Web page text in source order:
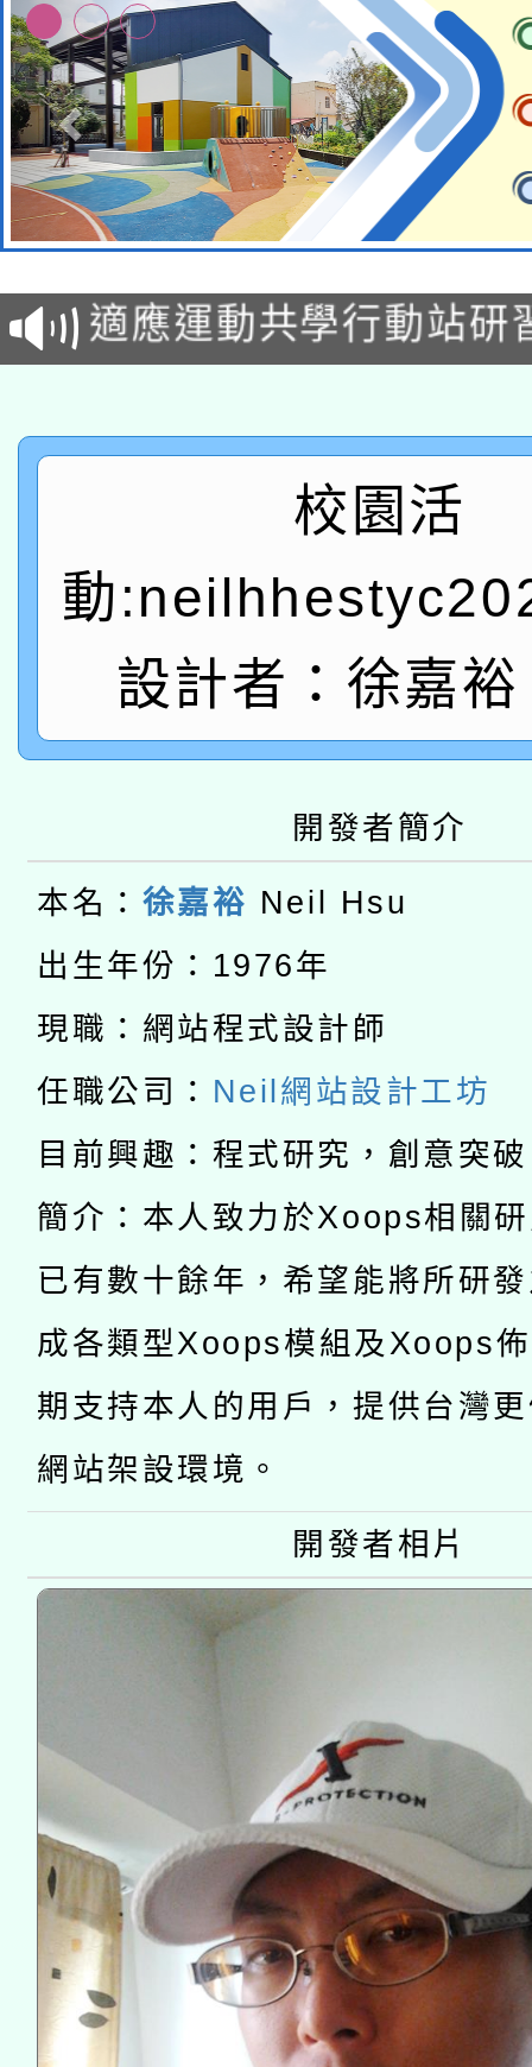
本校115學年度第2次
招甄選結果公告(無人
招)
適應運動共學行動站研
本館辦理115年度閱讀
暨閱讀推動專業研習
A3數位素養講師名單
「數位內容與教學軟
pilot」
有關大陸委員會函釋公
薪期間赴陸應申請許可
轉知經濟部水利署委託
動」
115年8月22日(星期六
開 智慧啟航」
本校115學年度第2次
招甄選結果公告(無人
招)
適應運動共學行動站研
本館辦理115年度閱讀
暨閱讀推動專業研習
科技賦能─人工智慧
礎課程
A3數位素養講師名單
「數位內容與教學軟體
pilot」
有關大陸委員會函釋公
薪期間赴陸應申請許可
轉知經濟部水利署委託
業技術研究院辦理「
用水績優單位及節水達
動」
桃園市孔廟祈福系列
開 智慧啟航」
2026年桃園地景藝術
校園活
動
設計者：徐嘉
開發者簡介
本名： 徐嘉裕 Neil Hsu
出生年份：1976年
現職：網站程式設計師
任職公司： Neil網站設計工坊
目前興趣：程式研究，創意突
簡介：本人致力於Xoops相關
已有數十餘年，希望能將所研
成各類型Xoops模組及Xoops
期支持本人的用戶，提供台灣
網站架設環境。
開發者相片